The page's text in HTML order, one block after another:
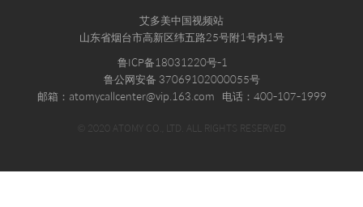
艾多美中国视频站
山东省烟台市高新区纬五路25号附1号内1号
鲁ICP备18031220号-1
鲁公网安备 37069102000055号
邮箱：atomycallcenter@vip.163.com 电话：400-107-1999
© 2020 ATOMY CO., LTD. ALL RIGHTS RESERVED